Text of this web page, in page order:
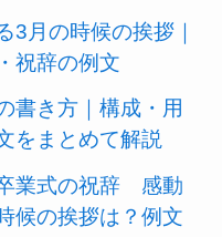
3月の時候の挨拶｜
祝辞の例文
書き方｜構成・用
をまとめて解説
業式の祝辞 感動
候の挨拶は？例文